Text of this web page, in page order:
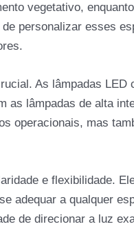
vegetativo,
personalizar esses
As lâmpadas LED
as lâmpadas de alta
operacionais, mas
e flexibilidade.
adequar a qualquer
de direcionar a luz